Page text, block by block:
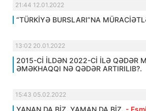
21:44 12.01.2022
“TÜRKİYƏ BURSLARI”NA
13:02 20.01.2022
2015-Cİ İLDƏN 2022-Cİ İLƏ QƏDƏR
ƏMƏKHAQQI NƏ QƏDƏR ARTIRILIB?.
15:43 05.02.2022
YANAN DA BİZ, YAMAN DA BİZ. -